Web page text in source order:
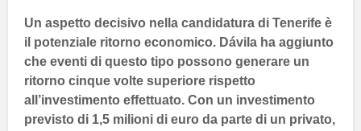
Un aspetto decisivo nella candidatura di Tenerife è
il potenziale ritorno economico. Dávila ha aggiunto
che eventi di questo tipo possono generare un
ritorno cinque volte superiore rispetto
all’investimento effettuato. Con un investimento
previsto di 1,5 milioni di euro da parte di un privato,